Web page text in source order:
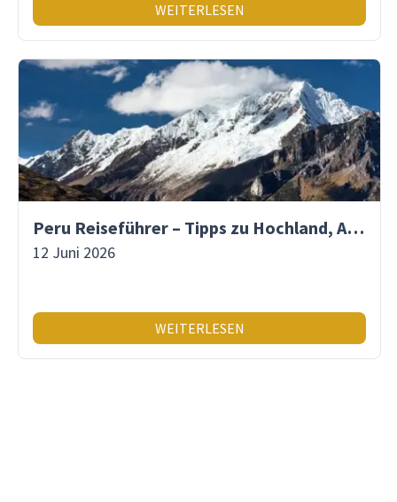
WEITERLESEN
Peru Reiseführer – Tipps zu Hochland, Amazonas & Inka-Erbe
12 Juni 2026
WEITERLESEN